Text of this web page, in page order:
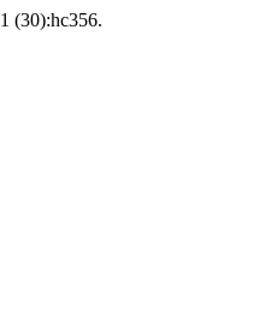
1 (30):hc356.